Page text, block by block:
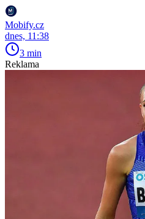
Mobify.cz
dnes, 11:38
3 min
Reklama